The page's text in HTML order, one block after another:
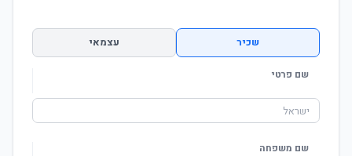
שכיר עצמאי
שם פרטי
שם משפחה